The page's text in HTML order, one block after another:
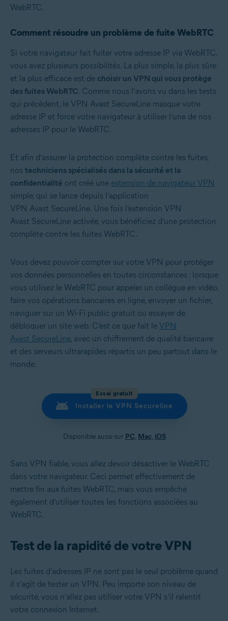
WebRTC.
Comment résoudre un problème de fuite WebRTC
Si votre navigateur fait fuiter votre adresse IP via WebRTC,
vous avez plusieurs possibilités. La plus simple, la plus sûre
et la plus efficace est de choisir un VPN qui vous protège
des fuites WebRTC. Comme nous l’avons vu dans les tests
qui précèdent, le VPN Avast SecureLine masque votre
adresse IP et force votre navigateur à utiliser l’une de nos
adresses IP pour le WebRTC.
Et afin d’assurer la protection complète contre les fuites,
nos techniciens spécialisés dans la sécurité et la
confidentialité ont créé une extension de navigateur VPN
simple, qui se lance depuis l’application
VPN Avast SecureLine. Une fois l’extension VPN
Avast SecureLine activée, vous bénéficiez d’une protection
complète contre les fuites WebRTC.
Vous devez pouvoir compter sur votre VPN pour protéger
vos données personnelles en toutes circonstances : lorsque
vous utilisez le WebRTC pour appeler un collègue en vidéo,
faire vos opérations bancaires en ligne, envoyer un fichier,
naviguer sur un Wi-Fi public gratuit ou essayer de
débloquer un site web. C’est ce que fait le VPN
Avast SecureLine, avec un chiffrement de qualité bancaire
et des serveurs ultrarapides répartis un peu partout dans le
monde.
Essai gratuit
Installer le VPN Secureline
Disponible aussi sur PC, Mac, iOS
Sans VPN fiable, vous allez devoir désactiver le WebRTC
dans votre navigateur. Ceci permet effectivement de
mettre fin aux fuites WebRTC, mais vous empêche
également d’utiliser toutes les fonctions associées au
WebRTC.
Test de la rapidité de votre VPN
Les fuites d’adresses IP ne sont pas le seul problème quand
il s’agit de tester un VPN. Peu importe son niveau de
sécurité, vous n’allez pas utiliser votre VPN s’il ralentit
votre connexion Internet.